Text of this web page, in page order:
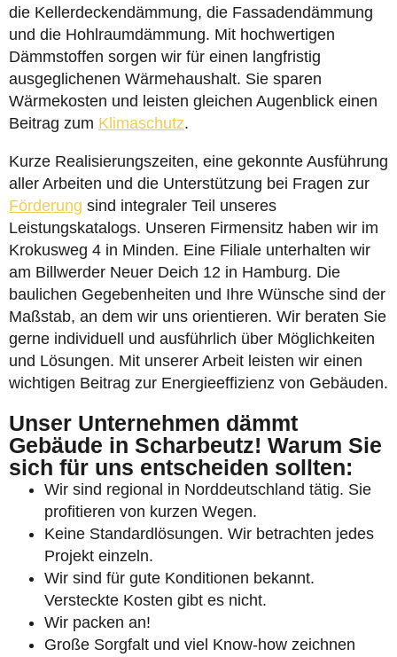
die Kellerdeckendämmung, die Fassadendämmung
und die Hohlraumdämmung. Mit hochwertigen
Dämmstoffen sorgen wir für einen langfristig
ausgeglichenen Wärmehaushalt. Sie sparen
Wärmekosten und leisten gleichen Augenblick einen
Beitrag zum Klimaschutz.
Kurze Realisierungszeiten, eine gekonnte Ausführung
aller Arbeiten und die Unterstützung bei Fragen zur
Förderung sind integraler Teil unseres
Leistungskatalogs. Unseren Firmensitz haben wir im
Krokusweg 4 in Minden. Eine Filiale unterhalten wir
am Billwerder Neuer Deich 12 in Hamburg. Die
baulichen Gegebenheiten und Ihre Wünsche sind der
Maßstab, an dem wir uns orientieren. Wir beraten Sie
gerne individuell und ausführlich über Möglichkeiten
und Lösungen. Mit unserer Arbeit leisten wir einen
wichtigen Beitrag zur Energieeffizienz von Gebäuden.
Unser Unternehmen dämmt
Gebäude in Scharbeutz! Warum Sie
sich für uns entscheiden sollten:
Wir sind regional in Norddeutschland tätig. Sie
profitieren von kurzen Wegen.
Keine Standardlösungen. Wir betrachten jedes
Projekt einzeln.
Wir sind für gute Konditionen bekannt.
Versteckte Kosten gibt es nicht.
Wir packen an!
Große Sorgfalt und viel Know-how zeichnen